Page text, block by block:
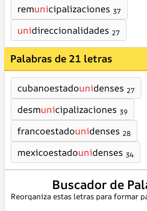
remunicipalizaciones 37
unidireccionalidades 27
Palabras de 21 letras
cubanoestadounidenses 27
desmunicipalizaciones 39
francoestadounidenses 28
mexicoestadounidenses 34
Buscador de
Reorganiza estas letras para formar